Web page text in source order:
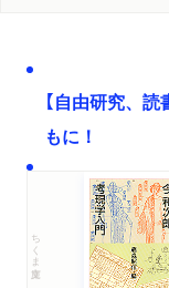
【自由研究、
もに！
ちくま文庫